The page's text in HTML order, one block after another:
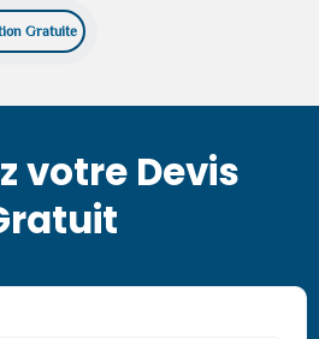
Gratuite
votre Devis